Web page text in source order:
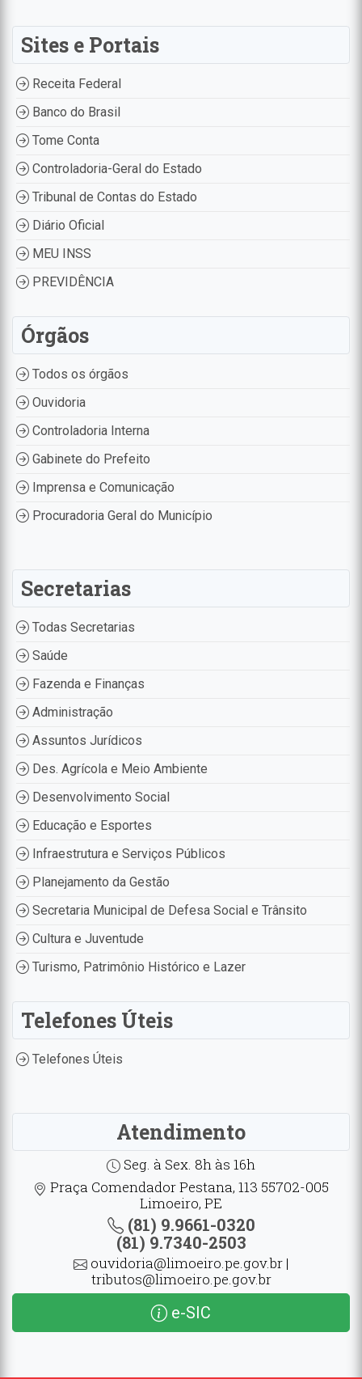
Sites e Portais
Receita Federal
Banco do Brasil
Tome Conta
Controladoria-Geral do Estado
Tribunal de Contas do Estado
Diário Oficial
MEU INSS
PREVIDÊNCIA
Órgãos
Todos os órgãos
Ouvidoria
Controladoria Interna
Gabinete do Prefeito
Imprensa e Comunicação
Procuradoria Geral do Município
Secretarias
Todas Secretarias
Saúde
Fazenda e Finanças
Administração
Assuntos Jurídicos
Des. Agrícola e Meio Ambiente
Desenvolvimento Social
Educação e Esportes
Infraestrutura e Serviços Públicos
Planejamento da Gestão
Secretaria Municipal de Defesa Social e Trânsito
Cultura e Juventude
Turismo, Patrimônio Histórico e Lazer
Telefones Úteis
Telefones Úteis
Atendimento
Seg. à Sex. 8h às 16h
Praça Comendador Pestana, 113 55702-005
Limoeiro, PE
(81) 9.9661-0320
(81) 9.7340-2503
ouvidoria@limoeiro.pe.gov.br |
tributos@limoeiro.pe.gov.br
e-SIC